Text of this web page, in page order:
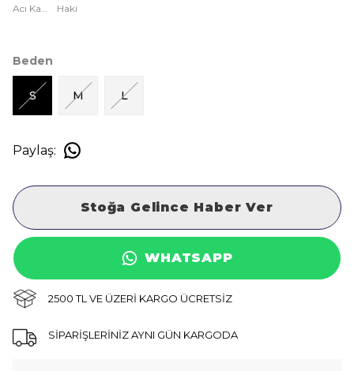
Acı Kahve Haki
Beden
S M L
Paylaş:
Stoğa Gelince Haber Ver
WHATSAPP
2500 TL VE ÜZERİ KARGO ÜCRETSİZ
SİPARİŞLERİNİZ AYNI GÜN KARGODA